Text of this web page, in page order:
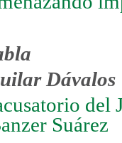
Dávalos
del
Suárez